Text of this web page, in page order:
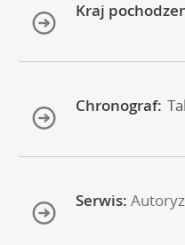
Kraj
Chronograf:
Serwis: